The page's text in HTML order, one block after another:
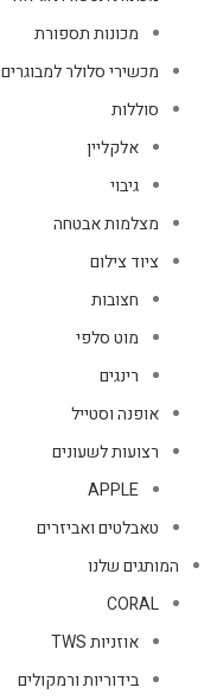
מכונות תספורת
מכשירי סלולר למבוגרים
סוללות
אלקליין
גיבוי
מצלמות אבטחה
ציוד צילום
חצובות
מוט סלפי
רינגים
אופנה וסטייל
רצועות לשעונים
APPLE
טאבלטים ואביזרים
המותגים שלנו
CORAL
אוזניות TWS
בידוריות ורמקולים